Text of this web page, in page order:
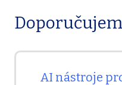
AI nástroje